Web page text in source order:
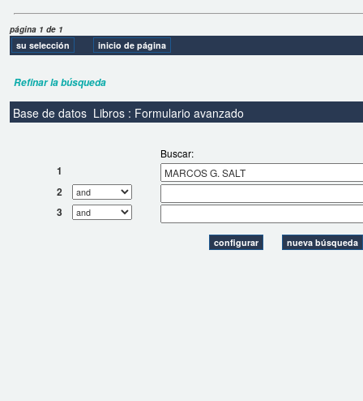
página 1 de 1
Refinar la búsqueda
Base de datos Libros : Formulario avanzado
Buscar:
1
2
3